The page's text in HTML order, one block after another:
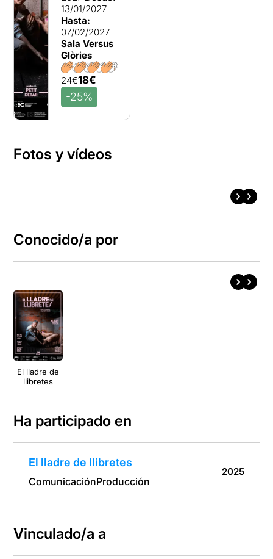
13/01/2027
Hasta:
07/02/2027
Sala Versus
Glòries
24€18€
-25%
Fotos y vídeos
Conocido/a por
El lladre de
llibretes
Ha participado en
El lladre de llibretes
ComunicaciónProducción
2025
Vinculado/a a